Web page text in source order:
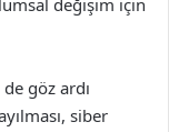
göz ardı
siber